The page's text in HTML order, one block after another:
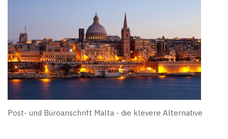
Post- und Büroanschrift Malta - die klevere Alternative